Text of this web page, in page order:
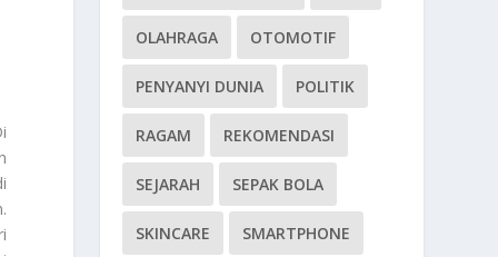
OLAHRAGA OTOMOTIF
PENYANYI DUNIA POLITIK
RAGAM REKOMENDASI
SEJARAH SEPAK BOLA
SKINCARE SMARTPHONE